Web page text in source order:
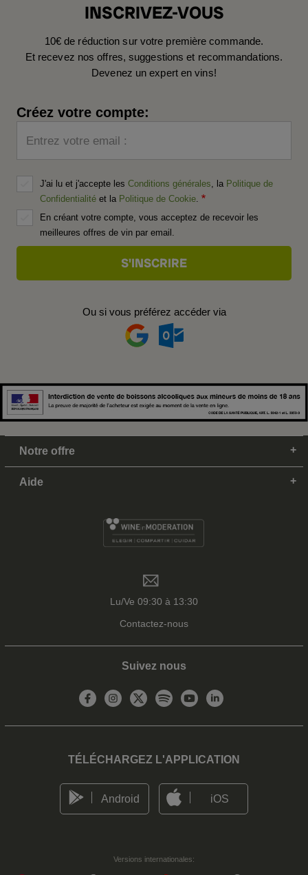
INSCRIVEZ-VOUS
10€ de réduction sur votre première commande.
Et recevez nos offres, suggestions et recommandations.
Devenez un expert en vins!
Créez votre compte:
Entrez votre email :
J'ai lu et j'accepte les Conditions générales , la Politique de
Confidentialité et la Politique de Cookie
En créant votre compte, vous acceptez de recevoir les
meilleures offres de vin par email.
Ou si vous préférez accéder via
Notre offre
Aide
Lu/Ve 09:30 à 13:30
Contactez-nous
Suivez nous
TÉLÉCHARGEZ L'APPLICATION
Android iOS
Versions internationales: